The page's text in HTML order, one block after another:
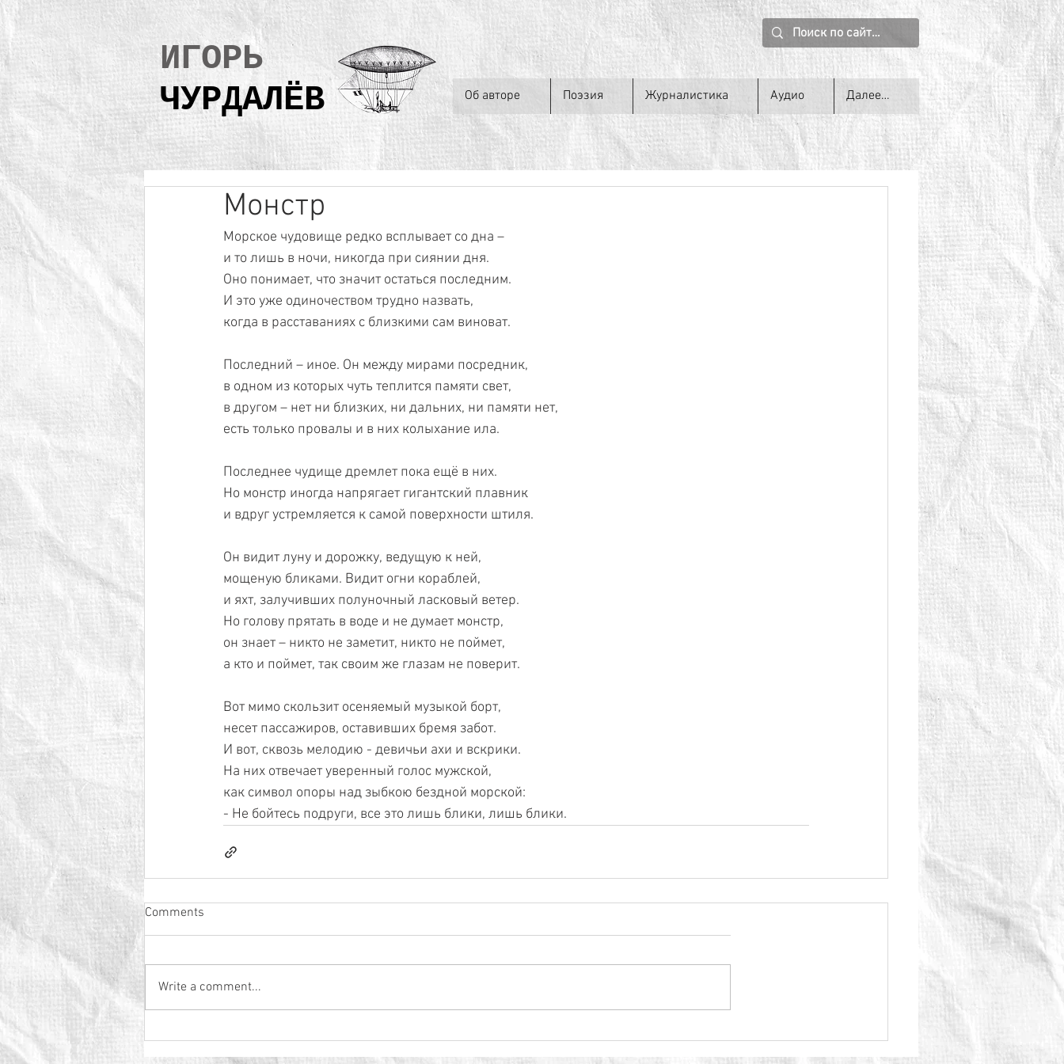
ИГОРЬ
ЧУРДАЛЁВ
Об авторе Поэзия Журналистика Аудио Далее…
Монстр
Морское чудовище редко всплывает со дна –
и то лишь в ночи, никогда при сиянии дня.
Оно понимает, что значит остаться последним.
И это уже одиночеством трудно назвать,
когда в расставаниях с близкими сам виноват.
Последний – иное. Он между мирами посредник,
в одном из которых чуть теплится памяти свет,
в другом – нет ни близких, ни дальних, ни памяти нет,
есть только провалы и в них колыхание ила.
Последнее чудище дремлет пока ещё в них.
Но монстр иногда напрягает гигантский плавник
и вдруг устремляется к самой поверхности штиля.
Он видит луну и дорожку, ведущую к ней,
мощеную бликами. Видит огни кораблей,
и яхт, залучивших полуночный ласковый ветер.
Но голову прятать в воде и не думает монстр,
он знает – никто не заметит, никто не поймет,
а кто и поймет, так своим же глазам не поверит.
Вот мимо скользит осеняемый музыкой борт,
несет пассажиров, оставивших бремя забот.
И вот, сквозь мелодию - девичьи ахи и вскрики.
На них отвечает уверенный голос мужской,
как символ опоры над зыбкою бездной морской:
- Не бойтесь подруги, все это лишь блики, лишь блики.
Comments
Write a comment...